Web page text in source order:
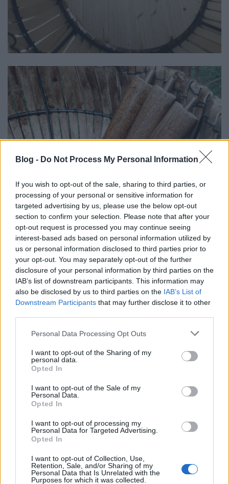
Blog - Do Not Process My Personal Information
If you wish to opt-out of the sale, sharing to third parties, or
processing of your personal or sensitive information for
targeted advertising by us, please use the below opt-out
section to confirm your selection. Please note that after your
opt-out request is processed you may continue seeing
interest-based ads based on personal information utilized by
us or personal information disclosed to third parties prior to
your opt-out. You may separately opt-out of the further
disclosure of your personal information by third parties on the
IAB’s list of downstream participants. This information may
also be disclosed by us to third parties on the IAB’s List of
Downstream Participants that may further disclose it to other
Please note that this website/app uses one or more Google
not limited to your visit or usage behaviour. You may click to
grant or deny consent to Google and its third-party tags to
use your data for below specified purposes in below Google
consent section.
Personal Data Processing Opt Outs
I want to opt-out of the Sharing of my
personal data.
Opted In
I want to opt-out of the Sale of my
Personal Data.
Opted In
I want to opt-out of processing my
Personal Data for Targeted Advertising.
Opted In
I want to opt-out of Collection, Use,
Retention, Sale, and/or Sharing of my
Personal Data that Is Unrelated with the
Purposes for which it was collected.